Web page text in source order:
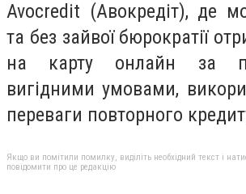
Avocredit (Авокредіт), де
та без зайвої бюрократії
на карту онлайн за
вигідними умовами,
переваги повторного
Якщо ви помітили помилку, виділіть необхідний текст і
повідомити про це редакцію